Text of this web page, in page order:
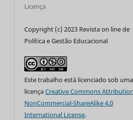
Licença
Copyright (c) 2023 Revista on line de
Política e Gestão Educacional
Este trabalho está licenciado sob uma
licençaCreative Commons
NonCommercial-ShareAlike 4.0
International License.